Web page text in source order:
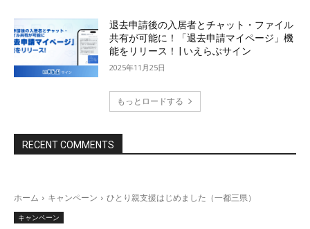
退去申請後の入居者とチャット・ファイル
共有が可能に！「退去申請マイページ」機
能をリリース！ | いえらぶサイン
2025年11月25日
もっとロードする
RECENT COMMENTS